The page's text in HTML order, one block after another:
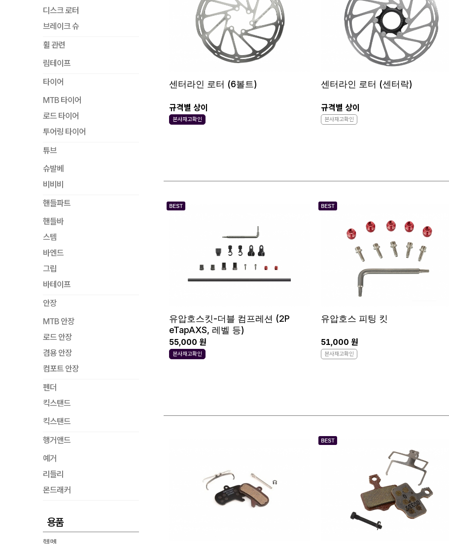
디스크 로터
브레이크 슈
휠 관련
림테이프
타이어
MTB 타이어
로드 타이어
투어링 타이어
튜브
슈발베
비비비
핸들파트
핸들바
스템
바엔드
그립
바테이프
안장
MTB 안장
로드 안장
겸용 안장
컴포트 안장
펜더
킥스탠드
킥스탠드
행거앤드
예거
리들리
몬드래커
용품
센터라인 로터 (6볼트)
규격별 상이
본사재고확인
센터라인 로터 (센터락)
규격별 상이
본사재고확인
유압호스킷-더블 컴프레션 (2P
eTapAXS, 레벨 등)
55,000 원
본사재고확인
유압호스 피팅 킷
51,000 원
본사재고확인